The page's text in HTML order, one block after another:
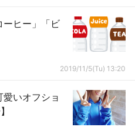
ーヒー」「ビ
2019/11/5(Tu) 13:20
いオフショ